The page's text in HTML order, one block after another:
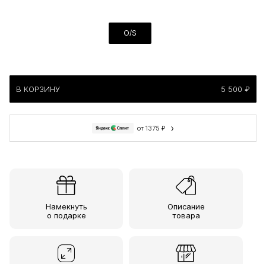
O/S
В КОРЗИНУ 5 500 ₽
от 1375 ₽ ›
Намекнуть
о подарке
Описание
товара